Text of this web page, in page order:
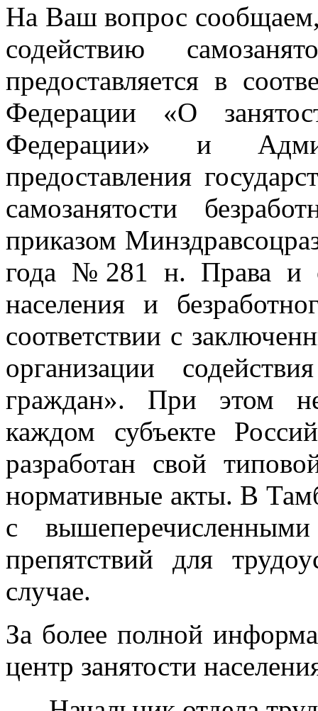
На Ваш вопрос сообщаем,
содействию
предоставляется в
Федерации «О
Федерации» и
предоставления
самозанятости
приказом
года №281 н. Права и
населения и
соответствии с
организации
граждан». При этом
каждом субъекте
разработан свой
нормативные акты. В
с
препятствий для
случае.
За более полной
центр занятости